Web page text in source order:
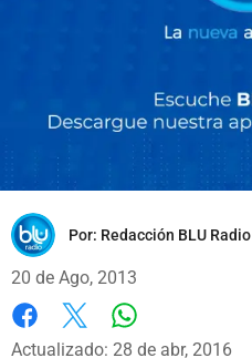
Por: Redacción BLU Radio
20 de Ago, 2013
Facebook
X
Actualizado: 28 de abr, 2016